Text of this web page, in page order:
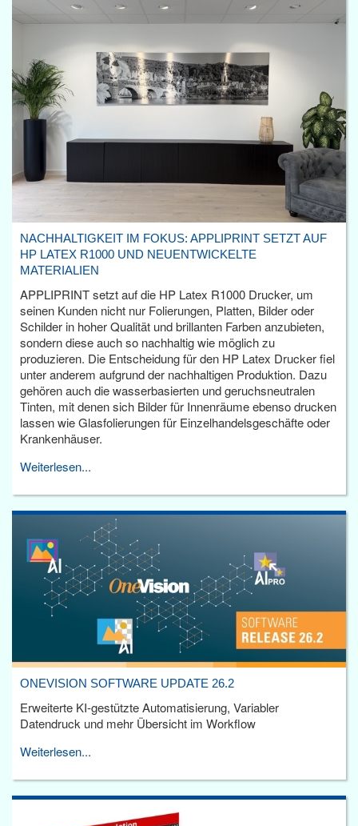
NACHHALTIGKEIT IM FOKUS: APPLIPRINT SETZT AUF
HP LATEX R1000 UND NEUENTWICKELTE
MATERIALIEN
APPLIPRINT setzt auf die HP Latex R1000 Drucker, um
seinen Kunden nicht nur Folierungen, Platten, Bilder oder
Schilder in hoher Qualität und brillanten Farben anzubieten,
sondern diese auch so nachhaltig wie möglich zu
produzieren. Die Entscheidung für den HP Latex Drucker fiel
unter anderem aufgrund der nachhaltigen Produktion. Dazu
gehören auch die wasserbasierten und geruchsneutralen
Tinten, mit denen sich Bilder für Innenräume ebenso drucken
lassen wie Glasfolierungen für Einzelhandelsgeschäfte oder
Krankenhäuser.
Weiterlesen...
ONEVISION SOFTWARE UPDATE 26.2
Erweiterte KI-gestützte Automatisierung, Variabler
Datendruck und mehr Übersicht im Workflow
Weiterlesen...